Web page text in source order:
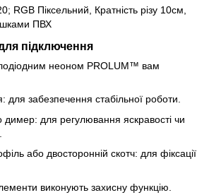
RGB Піксельний, Кратність різу 10см,
ПВХ
підключення
неоном PROLUM™ вам
для забезпечення стабільної роботи.
димер: для регулювання яскравості чи
або двосторонній скотч: для фіксації
виконують захисну функцію.